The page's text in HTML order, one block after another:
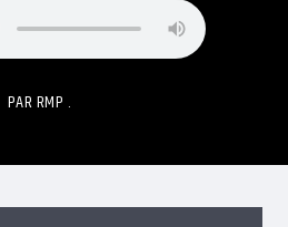
PAR RMP .